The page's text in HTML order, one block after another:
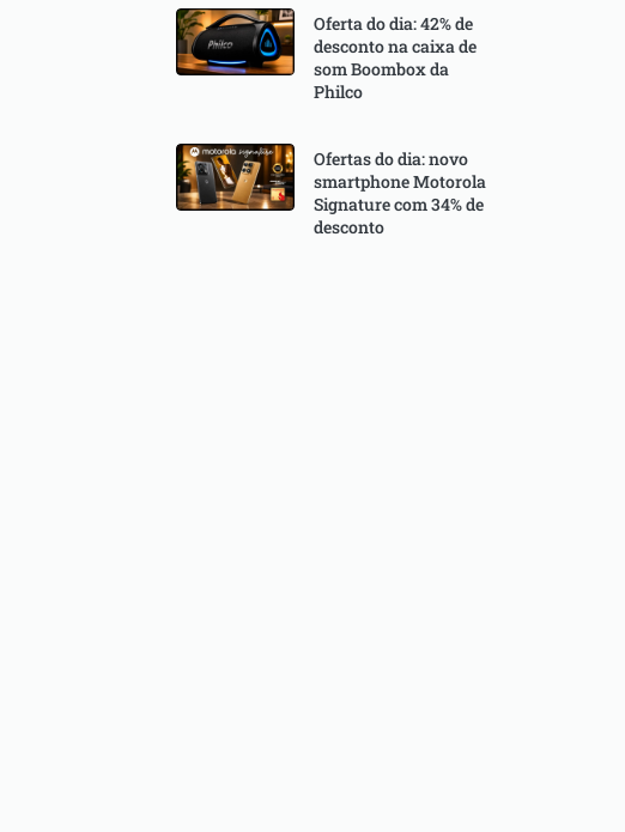
Oferta do dia: 42% de
desconto na caixa de
som Boombox da
Philco
Ofertas do dia: novo
smartphone Motorola
Signature com 34% de
desconto